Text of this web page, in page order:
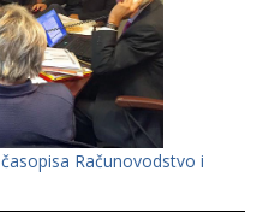
Računovodstvo i